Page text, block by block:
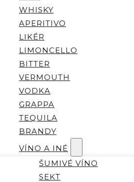
WHISKY
APERITIVO
LIKÉR
LIMONCELLO
BITTER
VERMOUTH
VODKA
GRAPPA
TEQUILA
BRANDY
VÍNO A INÉ
ŠUMIVÉ VÍNO
SEKT